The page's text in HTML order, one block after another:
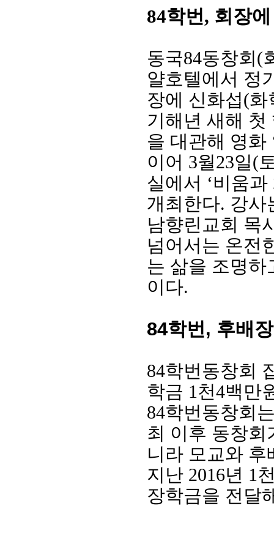
84학번, 회장
동국84동창회(
얄호텔에서 정
장에 신화섭(화
기해년 새해
을 대관해 영화
이어 3월23일(
실에서 ‘비움과
개최한다. 강사
남향린교회 목
넘어서는 온전
는 삶을 조명
이다.
84학번, 후배
84학번동창회
학금 1 천4백만
84학번동창회
최 이후 동창
니라 모교와
지난 2016년 1
장학금을 전달